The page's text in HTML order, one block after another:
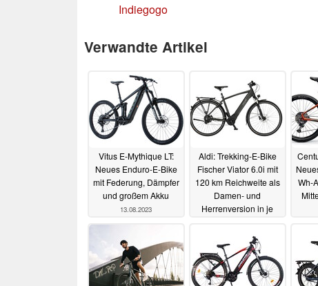
Indiegogo
Verwandte Artikel
Vitus E-Mythique LT:
Neues Enduro-E-Bike
mit Federung, Dämpfer
und großem Akku
13.08.2023
Aldi: Trekking-E-Bike
Fischer Viator 6.0i mit
120 km Reichweite als
Damen- und
Herrenversion in je
12.08.2023
Wh-